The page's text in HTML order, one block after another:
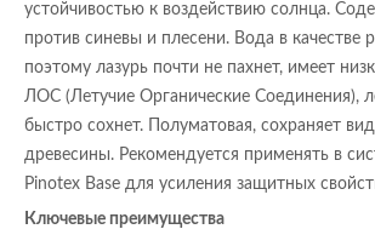
устойчивостью к воздействию солнца.
против синевы и плесени. Вода в качестве
поэтому лазурь почти не пахнет, имеет
ЛОС (Летучие Органические Соединения),
быстро сохнет. Полуматовая, сохраняет
древесины. Рекомендуется применять в
Pinotex Base для усиления защитных
Ключевые преимущества